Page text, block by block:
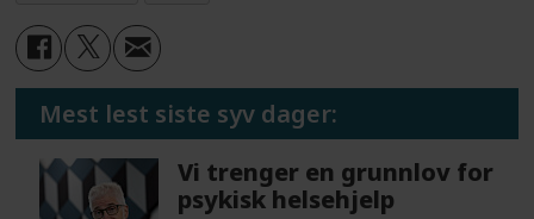
Mest lest siste syv dager:
Vi trenger en grunnlov for
psykisk helsehjelp